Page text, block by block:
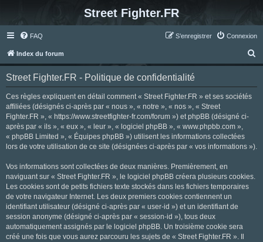
Street Fighter.FR
FAQ Connexion
S’enregistrer
Index du forum
e
Street Fighter.FR - Politique de confidentialité
Ces règles expliquent en détail comment « Street Fighter.FR » et ses sociétés
affiliées (désignés ci-après par « nous », « notre », « nos », « Street
Fighter.FR », « https://www.streetfighter-fr.com/forum ») et phpBB (désigné ci-
après par « ils », « eux », « leur », « logiciel phpBB », « www.phpbb.com »,
« phpBB Limited », « Équipes phpBB ») utilisent les informations collectées
lors de votre utilisation de ce site (désignées ci-après par « vos informations »).
Vos informations sont collectées de deux manières. Premièrement, en
naviguant sur « Street Fighter.FR », le logiciel phpBB créera plusieurs cookies.
Les cookies sont de petits fichiers texte stockés dans les fichiers temporaires
de votre navigateur Internet. Les deux premiers cookies contiennent un
identifiant utilisateur (désigné ci-après par « user-id ») et un identifiant de
session anonyme (désigné ci-après par « session-id »), tous deux
automatiquement assignés par le logiciel phpBB. Un troisième cookie sera
créé une fois que vous aurez parcouru les sujets de « Street Fighter.FR ». Il